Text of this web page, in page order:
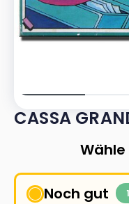
CASSA
Noch gut